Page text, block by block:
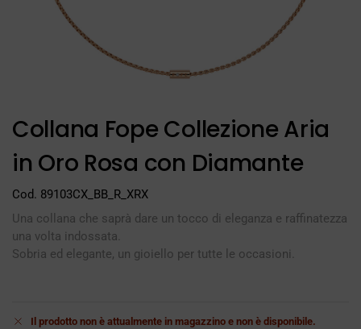
Collana Fope Collezione Aria
in Oro Rosa con Diamante
Cod. 89103CX_BB_R_XRX
Una collana che saprà dare un tocco di eleganza e raffinatezza
una volta indossata.
Sobria ed elegante, un gioiello per tutte le occasioni.
Il prodotto non è attualmente in magazzino e non è disponibile.